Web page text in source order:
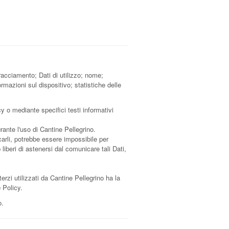
Dati di utilizzo; nome;
sul dispositivo; statistiche delle
o mediante specifici testi informativi
l'uso di Cantine Pellegrino.
potrebbe essere impossibile per
di astenersi dal comunicare tali Dati,
utilizzati da Cantine Pellegrino ha la
Policy.